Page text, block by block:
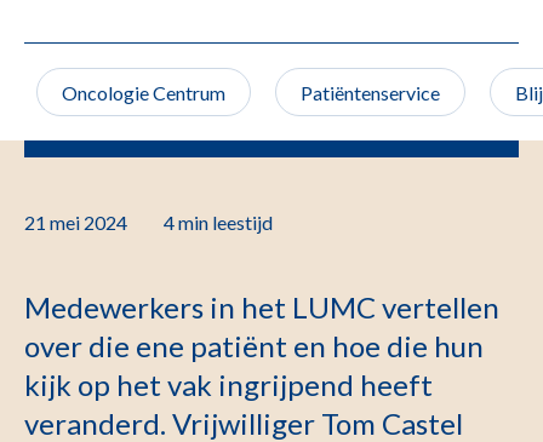
Oncologie Centrum Patiëntenservice
21 mei 2024 4 min leestijd
Medewerkers in het LUMC vertellen
over die ene patiënt en hoe die hun
kijk op het vak ingrijpend heeft
veranderd. Vrijwilliger Tom Castel